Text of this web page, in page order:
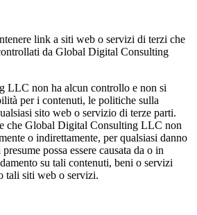
link a siti web o servizi di terzi che
da Global Digital Consulting
LLC non ha alcun controllo e non si
per i contenuti, le politiche sulla
sito web o servizio di terze parti.
che Global Digital Consulting LLC non
o indirettamente, per qualsiasi danno
possa essere causata da o in
su tali contenuti, beni o servizi
tali siti web o servizi.